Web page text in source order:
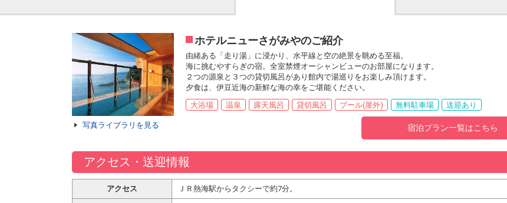
写真ライブラリを見る
ホテルニューさがみやのご紹介
由緒ある「走り湯」に浸かり、水平線と空の絶景を眺める至福。
海に挑むやすらぎの宿。全室禁煙オーシャンビューのお部屋になります。
２つの源泉と３つの貸切風呂があり館内で湯巡りをお楽しみ頂けます。
夕食は、伊豆近海の新鮮な海の幸をご堪能ください。
大浴場
温泉 露天風呂 貸切風呂 プール(屋外) 無料駐車場 送迎あり
宿泊プラン一覧はこちら
アクセス・送迎情報
アクセス ＪＲ熱海駅からタクシーで約7分。